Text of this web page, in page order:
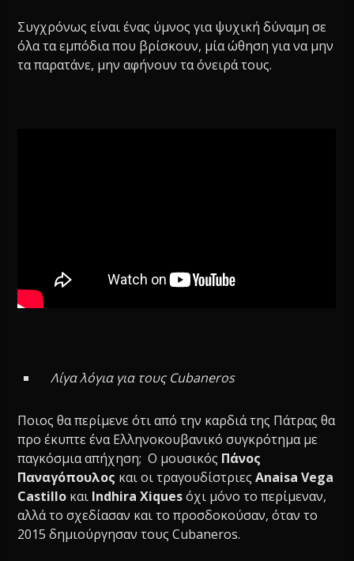
Συγχρόνως είναι ένας ύμνος για ψυχική δύναμη σε
όλα τα εμπόδια που βρίσκουν, μία ώθηση για να μην
τα παρατάνε, μην αφήνουν τα όνειρά τους.
Λίγα λόγια για τους Cubaneros
Ποιος θα περίμενε ότι από την καρδιά της Πάτρας θα
προ έκυπτε ένα Ελληνοκουβανικό συγκρότημα με
παγκόσμια απήχηση; Ο μουσικός Πάνος
Παναγόπουλος και οι τραγουδίστριεςAnaisa Vega
Castillo και Indhira Xiquesόχι μόνο το περίμεναν,
αλλά το σχεδίασαν και το προσδοκούσαν, όταν το
2015 δημιούργησαν τους Cubaneros.